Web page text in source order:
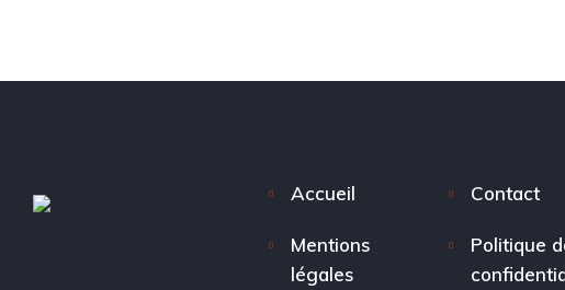
Accueil Contact
Mentions
légales
Politique